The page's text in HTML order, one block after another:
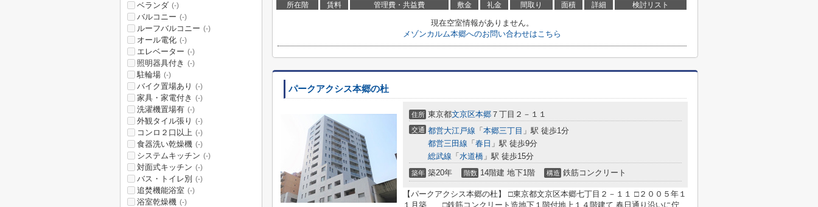
所在階 賃料 管理費・共益費 敷金 礼金 間取り 面積 詳細 検討リスト
現在空室情報がありません。
メゾンカルム本郷へのお問い合わせはこちら
パークアクシス本郷の杜
住所 東京都文京区本郷 ７丁目２－１１
交通 都営大江戸線 「 本郷三丁目 」駅 徒歩1分
都営三田線 「 春日 」駅 徒歩9分
総武線 「 水道橋 」駅 徒歩15分
築年 築20年 階数 14階建 地下1階 構造 鉄筋コンクリート
【パークアクシス本郷の杜】 □東京都文京区本郷七丁目２－１１ □２００５年１
１月築 □鉄筋コンクリート造地下１階付地上１４階建て 春日通り沿いに佇
ベランダ (-)
バルコニー (-)
ルーフバルコニー (-)
オール電化 (-)
エレベーター (-)
照明器具付き (-)
駐輪場 (-)
バイク置場あり (-)
家具・家電付き (-)
洗濯機置場有 (-)
外観タイル張り (-)
コンロ２口以上 (-)
食器洗い乾燥機 (-)
システムキッチン (-)
対面式キッチン (-)
バス・トイレ別 (-)
追焚機能浴室 (-)
浴室乾燥機 (-)